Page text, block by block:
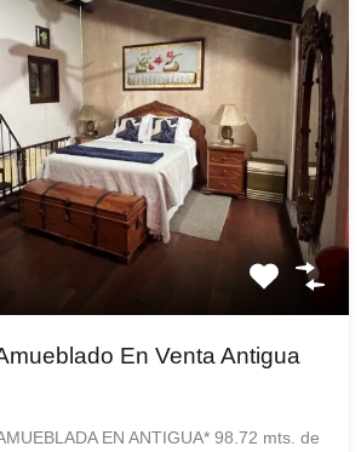
En Venta Antigua
EN ANTIGUA* 98.72 mts. de